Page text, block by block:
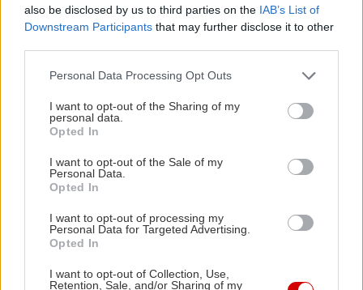
also be disclosed by us to third parties on the IAB’s List of
Downstream Participants that may further disclose it to other
Please note that this website/app uses one or more Google
not limited to your visit or usage behaviour. You may click to
grant or deny consent to Google and its third-party tags to
use your data for below specified purposes in below Google
consent section.
Personal Data Processing Opt Outs
I want to opt-out of the Sharing of my
personal data.
Opted In
I want to opt-out of the Sale of my
Personal Data.
Opted In
I want to opt-out of processing my
Personal Data for Targeted Advertising.
Opted In
I want to opt-out of Collection, Use,
Retention, Sale, and/or Sharing of my